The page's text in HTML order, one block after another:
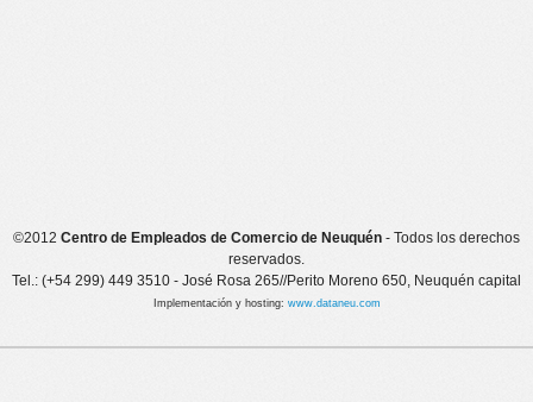
©2012 Centro de Empleados de Comercio de Neuquén - Todos los derechos
reservados.
Tel.: (+54 299) 449 3510 - José Rosa 265//Perito Moreno 650, Neuquén capital
Implementación y hosting: www.dataneu.com